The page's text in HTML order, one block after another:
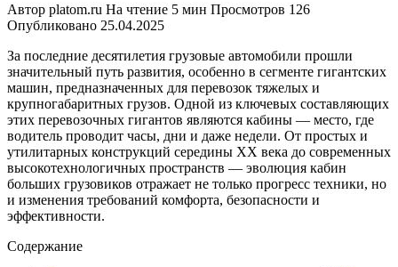
Автор platom.ru На чтение 5 мин Просмотров 126
Опубликовано 25.04.2025
За последние десятилетия грузовые автомобили прошли
значительный путь развития, особенно в сегменте гигантских
машин, предназначенных для перевозок тяжелых и
крупногабаритных грузов. Одной из ключевых составляющих
этих перевозочных гигантов являются кабины — место, где
водитель проводит часы, дни и даже недели. От простых и
утилитарных конструкций середины XX века до современных
высокотехнологичных пространств — эволюция кабин
больших грузовиков отражает не только прогресс техники, но
и изменения требований комфорта, безопасности и
эффективности.
Содержание